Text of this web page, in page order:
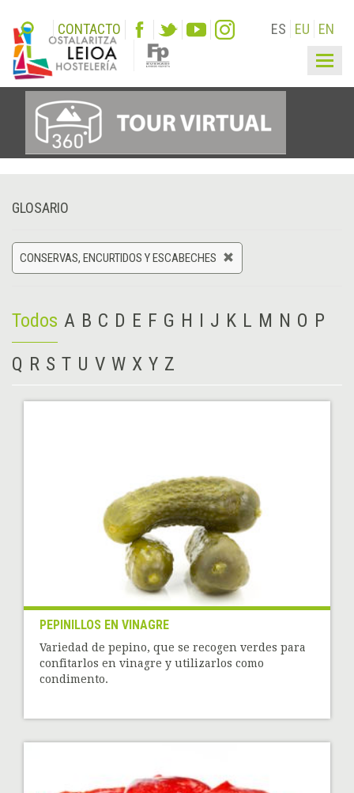
CONTACTO ES EU EN
GLOSARIO
CONSERVAS, ENCURTIDOS Y ESCABECHES
Todos A B C D E F G H I J K L M N O P
Q R S T U V W X Y Z
PEPINILLOS EN VINAGRE
Variedad de pepino, que se recogen verdes para
confitarlos en vinagre y utilizarlos como
condimento.